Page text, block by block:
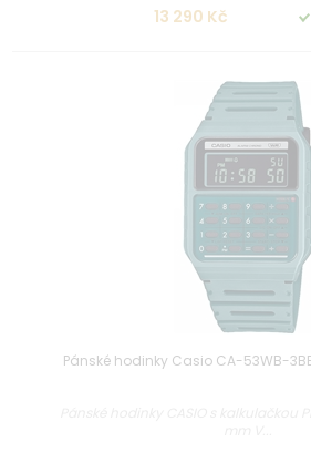
13 290 Kč
Pánské hodinky Casio CA-53WB-